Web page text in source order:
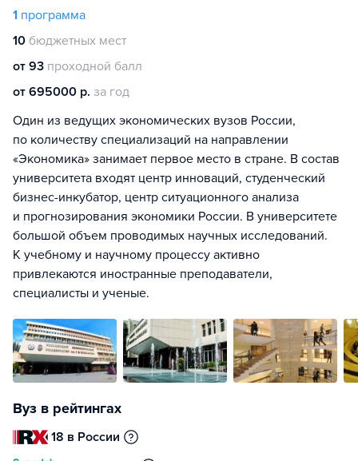
1 программа
10 бюджетных мест
от 93 проходной балл
от 695000 р. за год
Один из ведущих экономических вузов России,
по количеству специализаций на направлении
«Экономика» занимает первое место в стране. В состав
университета входят центр инноваций, студенческий
бизнес-инкубатор, центр ситуационного анализа
и прогнозирования экономики России. В университете
большой объем проводимых научных исследований.
К учебному и научному процессу активно
привлекаются иностранные преподаватели,
специалисты и ученые.
Вуз в рейтингах
18 в России